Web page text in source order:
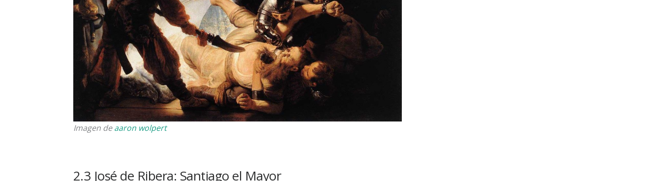
Imagen deaaron wolpert
2.3 José de Ribera: Santiago el Mayor